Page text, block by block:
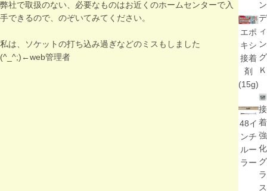
弊社で取扱のない、必要なものはお近くのホームセンターで入
手できるので、のぞいてみてください。
私は、ソケットの打ち込み過ぎなどのミスもしました
(^_^;)←web管理者
エポ
キシ
接着
剤
(15g)
48イ
ンチ
ルー
ラー
ン
デ
ィ
ン
グ
Ｋ
接
着
強
化
グ
ラ
ス